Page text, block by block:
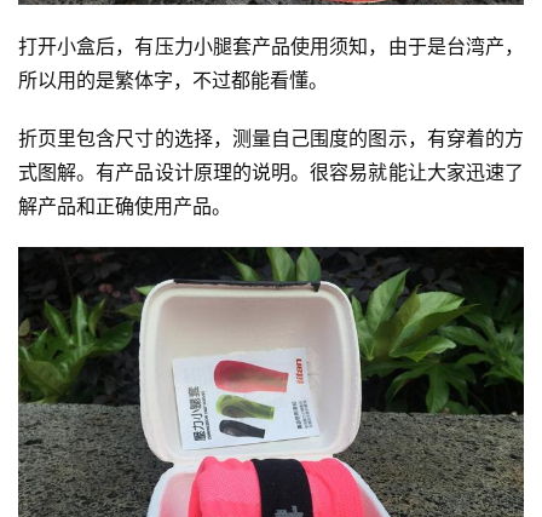
打开小盒后，有压力小腿套产品使用须知，由于是台湾产，
所以用的是繁体字，不过都能看懂。
折页里包含尺寸的选择，测量自己围度的图示，有穿着的方
式图解。有产品设计原理的说明。很容易就能让大家迅速了
解产品和正确使用产品。